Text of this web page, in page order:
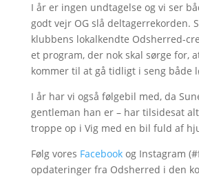
I år er ingen undtagelse og vi ser
godt vejr OG slå deltagerrekorden.
klubbens lokalkendte Odsherred-
et program, der nok skal sørge for,
kommer til at gå tidligt i seng både
I år har vi også følgebil med, da
gentleman han er – har tilsidesat
troppe op i Vig med en bil fuld af
Følg vores Facebookog Instagram
opdateringer fra Odsherred i den